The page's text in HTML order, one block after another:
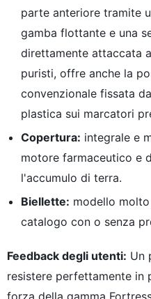
parte anteriore tramite
gamba flottante e una
direttamente attaccata
puristi, offre anche la
convenzionale fissata
plastica sui marcatori
Copertura: integrale e
motore farmaceutico e
l'accumulo di terra.
Biellette: modello
catalogo con o senza
Feedback degli utenti: Un
resistere perfettamente in
forza della gamma